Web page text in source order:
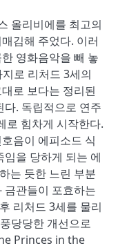
올리비에를 최고의
김해 주었다. 이러
영화음악을 빼 놓
로 리처드 3세의
로 보다는 정리된
. 독립적으로 연주
로 힘차게 시작한다.
음이 에피소드 식
을 당하게 되는 에
는 듯한 느린 부분
금관들이 포효하는
리처드 3세를 물리
당당한 개선으로
Princes in the